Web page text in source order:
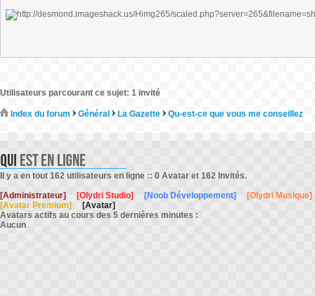
Utilisateurs parcourant ce sujet: 1 invité
Index du forum Général La Gazette Qu-est-ce que vous me conseillez
Il y a en tout 162 utilisateurs en ligne :: 0 Avatar et 162 Invités.
[Administrateur]
[Olydri Studio] [Noob Développement]
[Olydri Musique]
[Avatar Premium]
[Avatar]
Avatars actifs au cours des 5 dernières minutes :
Aucun